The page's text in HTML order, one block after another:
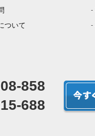
ついて
858
688